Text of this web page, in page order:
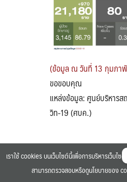
(ข้อมูล ณ วันที่ 13 กุมภา
ขอขอบคุณ
แหล่งข้อมูล: ศูนย์บริหาร
วิท-19 (ศบค.)
©2025 BANGKOK UNIVERSITY.
เราใช้ cookies บนเว็บไซต์นี้เพื่อการบริหารเว็บไ
สามารถตรวจสอบหรือดูนโยบายของ